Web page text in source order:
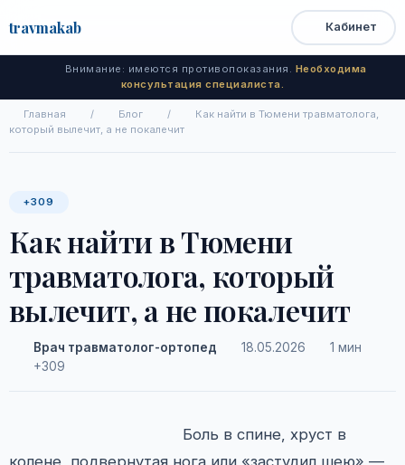
travmakab
Открыть
меню
Быстрый
доступ
Кабинет
Внимание: имеются противопоказания. Необходима
консультация специалиста.
Главная / Блог /
Как найти в Тюмени травматолога,
который вылечит, а не покалечит
+309
Как найти в Тюмени
травматолога, который
вылечит, а не покалечит
Врач травматолог-ортопед 18.05.2026
1 мин
+309
Боль в спине, хруст в
колене, подвернутая нога или «застудил шею» —